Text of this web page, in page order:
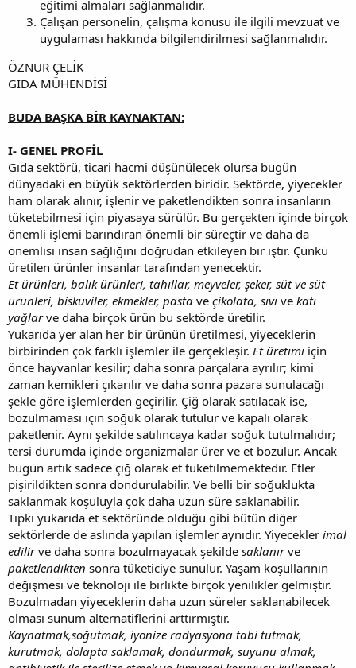
eğitimi almaları sağlanmalıdır.
Çalışan personelin, çalışma konusu ile ilgili mevzuat ve
uygulaması hakkında bilgilendirilmesi sağlanmalıdır.
ÖZNUR ÇELİK
GIDA MÜHENDİSİ​
BUDA BAŞKA BİR KAYNAKTAN:
I- GENEL PROFİL
Gıda sektörü, ticari hacmi düşünülecek olursa bugün
dünyadaki en büyük sektörlerden biridir. Sektörde, yiyecekler
ham olarak alınır, işlenir ve paketlendikten sonra insanların
tüketebilmesi için piyasaya sürülür. Bu gerçekten içinde birçok
önemli işlemi barındıran önemli bir süreçtir ve daha da
önemlisi insan sağlığını doğrudan etkileyen bir iştir. Çünkü
üretilen ürünler insanlar tarafından yenecektir.
Et ürünleri, balık ürünleri, tahıllar, meyveler, şeker, süt ve süt
ürünleri, bisküviler, ekmekler, pasta ve çikolata, sıvı ve katı
yağlarve daha birçok ürün bu sektörde üretilir.
Yukarıda yer alan her bir ürünün üretilmesi, yiyeceklerin
birbirinden çok farklı işlemler ile gerçekleşir. Et üretimi için
önce hayvanlar kesilir; daha sonra parçalara ayrılır; kimi
zaman kemikleri çıkarılır ve daha sonra pazara sunulacağı
şekle göre işlemlerden geçirilir. Çiğ olarak satılacak ise,
bozulmaması için soğuk olarak tutulur ve kapalı olarak
paketlenir. Aynı şekilde satılıncaya kadar soğuk tutulmalıdır;
tersi durumda içinde organizmalar ürer ve et bozulur. Ancak
bugün artık sadece çiğ olarak et tüketilmemektedir. Etler
pişirildikten sonra dondurulabilir. Ve belli bir soğuklukta
saklanmak koşuluyla çok daha uzun süre saklanabilir.
Tıpkı yukarıda et sektöründe olduğu gibi bütün diğer
sektörlerde de aslında yapılan işlemler aynıdır. Yiyecekler imal
edilirve daha sonra bozulmayacak şekilde saklanırve
paketlendikten sonra tüketiciye sunulur. Yaşam koşullarının
değişmesi ve teknoloji ile birlikte birçok yenilikler gelmiştir.
Bozulmadan yiyeceklerin daha uzun süreler saklanabilecek
olması sunum alternatiflerini arttırmıştır.
Kaynatmak,soğutmak, iyonize radyasyona tabi tutmak,
kurutmak, dolapta saklamak, dondurmak, suyunu almak,